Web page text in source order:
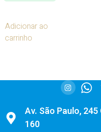
Adicionar ao
carrinho
Av. São Paulo,
160